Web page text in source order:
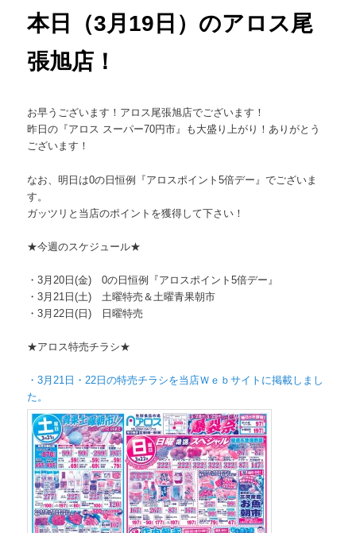
本日（3月19日）のアロス尾
張旭店！
お早うございます！アロス尾張旭店でございます！
昨日の『アロス スーパー70円市』も大盛り上がり！ありがとう
ございます！
なお、明日は0の日恒例『アロスポイント5倍デー』でございま
す。
ガッツリと当店のポイントを獲得して下さい！
★今週のスケジュール★
・3月20日(金) 0の日恒例『アロスポイント5倍デー』
・3月21日(土) 土曜特売＆土曜青果朝市
・3月22日(日) 日曜特売
★アロス特売チラシ★
・3月21日・22日の特売チラシを当店Ｗｅｂサイトに掲載しまし
た。